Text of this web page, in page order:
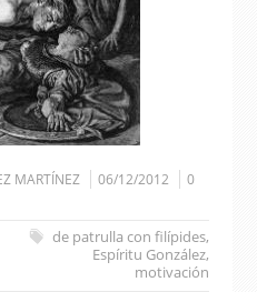
MARTÍNEZ 06/12/2012
0
de patrulla con filípides,
Espíritu González,
motivación